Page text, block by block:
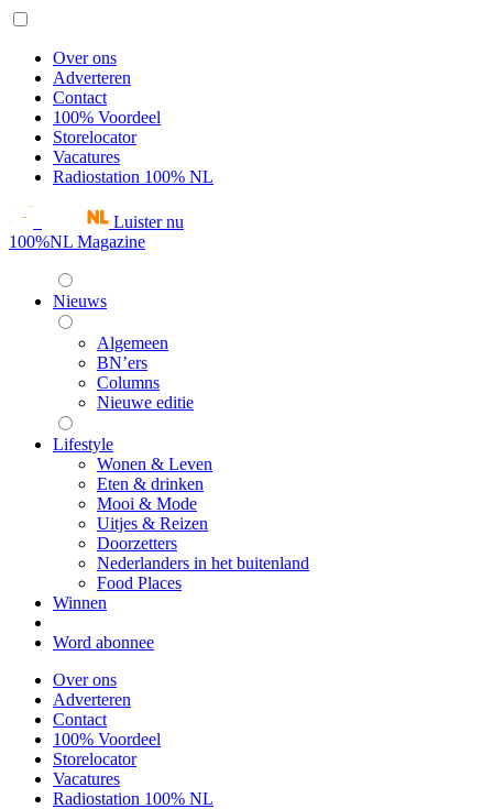
Over ons
Adverteren
Contact
100% Voordeel
Storelocator
Vacatures
Radiostation 100% NL
Luister nu
100%NL Magazine
Nieuws
Algemeen
BN’ers
Columns
Nieuwe editie
Lifestyle
Wonen & Leven
Eten & drinken
Mooi & Mode
Uitjes & Reizen
Doorzetters
Nederlanders in het buitenland
Food Places
Winnen
Word abonnee
Over ons
Adverteren
Contact
100% Voordeel
Storelocator
Vacatures
Radiostation 100% NL